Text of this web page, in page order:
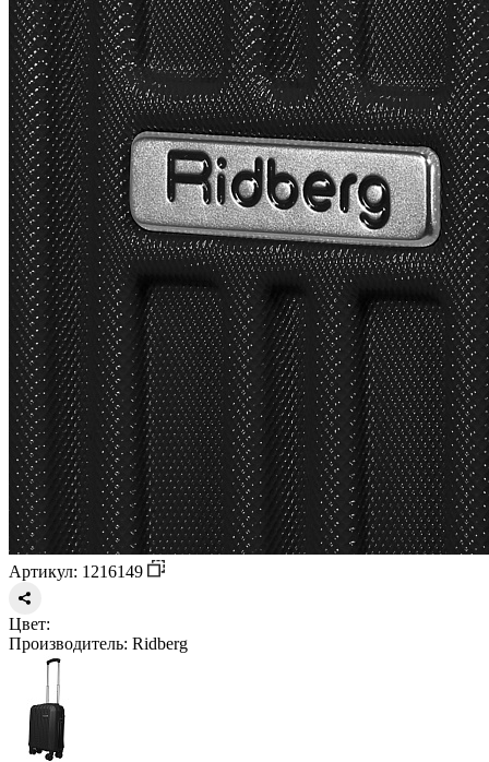
Артикул: 1216149
Цвет:
Производитель: Ridberg